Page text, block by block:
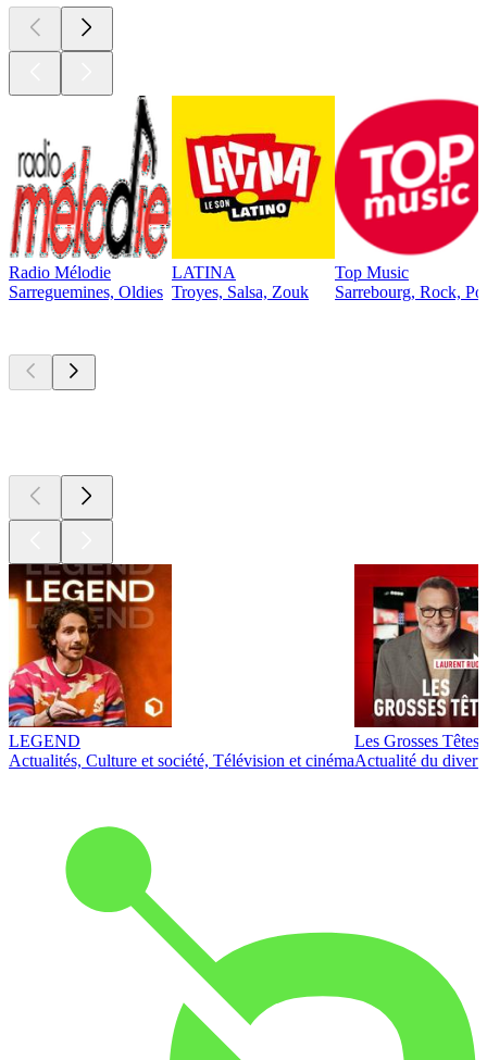
Radio Mélodie
Sarreguemines, Oldies
LATINA
Troyes, Salsa, Zouk
Top Music
Sarrebourg, Rock,
LEGEND
Actualités, Culture et société, Télévision et cinéma
Les Grosses Têtes
Actualité du